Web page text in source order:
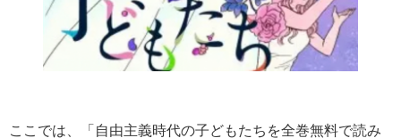
ここでは、「自由主義時代の子どもたちを全巻無料で読み